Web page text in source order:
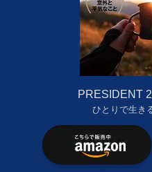
PRESIDENT
ひとりで生き